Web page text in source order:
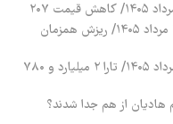
قیمت محصولات ایران خودرو چهارشنبه ۱۴ مرداد ۱۴۰۵/ ریزش همزمان
قیمت محصولات ایران خودرو دوشنبه ۱۹ مرداد ۱۴۰۵/ تارا ۲ میلیارد و ۷۸۰
هادیان از هم جدا شدند؟